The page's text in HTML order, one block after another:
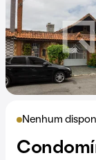
Nenhum